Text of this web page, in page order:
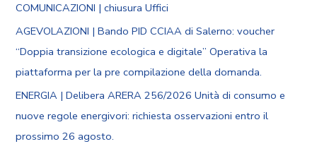
COMUNICAZIONI | chiusura Uffici
AGEVOLAZIONI | Bando PID CCIAA di Salerno: voucher
“Doppia transizione ecologica e digitale” Operativa la
piattaforma per la pre compilazione della domanda.
ENERGIA | Delibera ARERA 256/2026 Unità di consumo e
nuove regole energivori: richiesta osservazioni entro il
prossimo 26 agosto.